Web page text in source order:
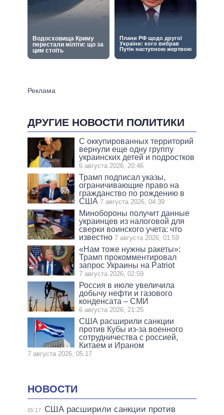
ДРУГИЕ НОВОСТИ ПОЛИТИКИ
С оккупированных территорий
вернули еще одну группу
украинских детей и подростков
6 августа 2026, 20:46
Трамп подписал указы,
ограничивающие право на
гражданство по рождению в
США 7 августа 2026, 04:39
Минобороны получит данные
украинцев из налоговой для
сверки воинского учета: что
известно 7 августа 2026, 01:59
«Нам тоже нужны ракеты»:
Трамп прокомментировал
запрос Украины на Patriot
7 августа 2026, 02:59
Россия в июле увеличила
добычу нефти и газового
конденсата – СМИ
6 августа 2026, 21:25
США расширили санкции
против Кубы из-за военного
сотрудничества с россией,
Китаем и Ираном
7 августа 2026, 05:17
НОВОСТИ
05:17
США расширили санкции против